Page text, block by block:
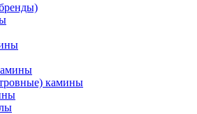
камины